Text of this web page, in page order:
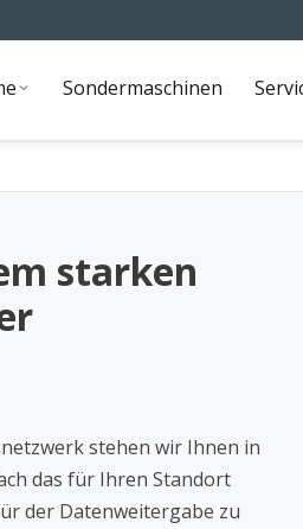
Sondermaschinen
starken
stehen wir Ihnen in
das für Ihren Standort
der Datenweitergabe zu